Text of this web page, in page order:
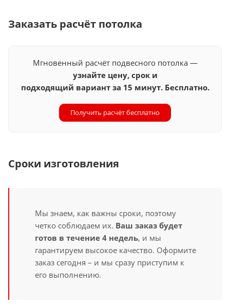
интегрируется с LED-светильниками и другими
осветительными системами.
Заказать расчёт потолка
Мгновенный расчёт подвесного потолка —
узнайте цену, срок и
подходящий вариант за 15 минут. Бесплатно.
Получить расчёт бесплатно
Сроки изготовления
Мы знаем, как важны сроки, поэтому
четко соблюдаем их. Ваш заказ будет
готов в течение 4 недель, и мы
гарантируем высокое качество. Оформите
заказ сегодня – и мы сразу приступим к
его выполнению.